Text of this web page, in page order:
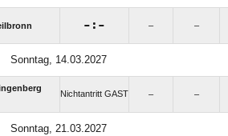
 :  – –
Sonntag, 14.03.2027
Nichtantritt GAST – –
Sonntag, 21.03.2027